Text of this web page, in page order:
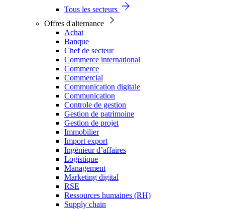
Tous les secteurs
Offres d'alternance
Achat
Banque
Chef de secteur
Commerce international
Commerce
Commercial
Communication digitale
Communication
Controle de gestion
Gestion de patrimoine
Gestion de projet
Immobilier
Import export
Ingénieur d’affaires
Logistique
Management
Marketing digital
RSE
Ressources humaines (RH)
Supply chain